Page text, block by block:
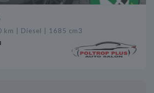
km | Diesel | 1685 cm3